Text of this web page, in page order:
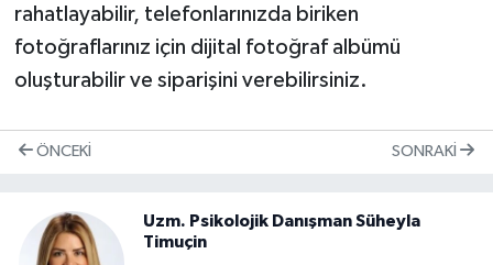
rahatlayabilir, telefonlarınızda biriken
fotoğraflarınız için dijital fotoğraf albümü
oluşturabilir ve siparişini verebilirsiniz.
ÖNCEKI SONRAKI
Uzm. Psikolojik Danışman Süheyla
Timuçin